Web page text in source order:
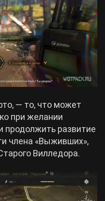
— то, что может
при желании
продолжить развитие
члена «Выживших»,
Вилледора.